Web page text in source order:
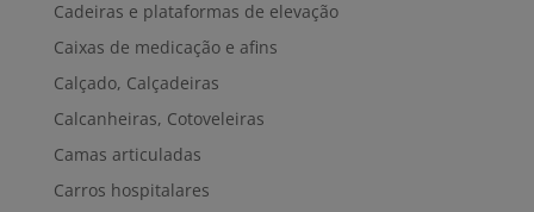
Cadeiras e plataformas de elevação
Caixas de medicação e afins
Calçado, Calçadeiras
Calcanheiras, Cotoveleiras
Camas articuladas
Carros hospitalares